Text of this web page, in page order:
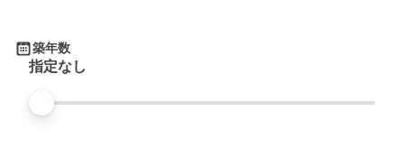
築年数
指定なし